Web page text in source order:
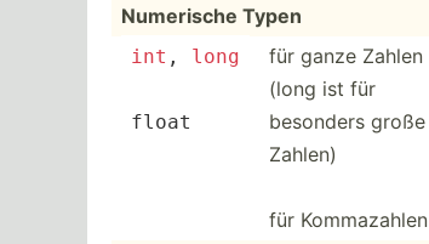
Numerische Typen
int , long
float
für ganze Zahlen
(long ist für
besonders große
Zahlen)
für Kommaz­ahlen